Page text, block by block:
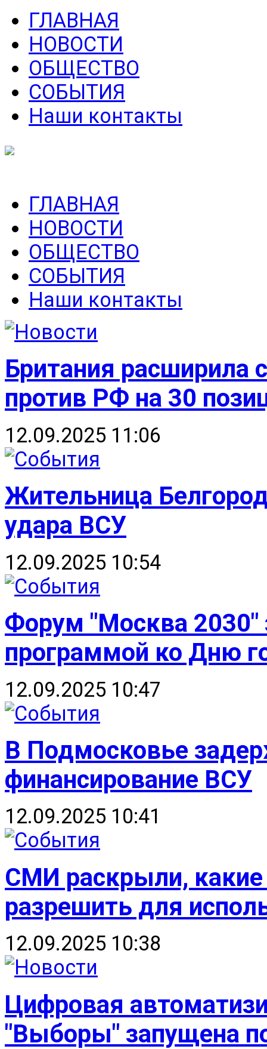
ГЛАВНАЯ
НОВОСТИ
ОБЩЕСТВО
СОБЫТИЯ
Наши контакты
ГЛАВНАЯ
НОВОСТИ
ОБЩЕСТВО
СОБЫТИЯ
Наши контакты
Британия расширила
против РФ на 30
12.09.2025 11:06
Жительница
удара ВСУ
12.09.2025 10:54
Форум "Москва 2030"
программой ко Дню
12.09.2025 10:47
В Подмосковье
финансирование ВСУ
12.09.2025 10:41
СМИ раскрыли,
разрешить для
12.09.2025 10:38
Цифровая
"Выборы" запущена